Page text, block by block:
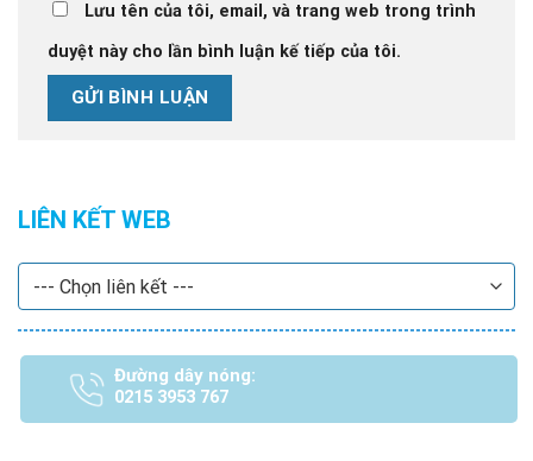
Lưu tên của tôi, email, và trang web trong trình
duyệt này cho lần bình luận kế tiếp của tôi.
LIÊN KẾT WEB
Đường dây nóng:
0215 3953 767